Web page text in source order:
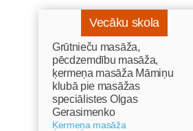
Vecāku skola
Grūtnieču masāža,
pēcdzemdību masāža,
ķermeņa masāža Māmiņu
klubā pie masāžas
speciālistes Olgas
Gerasimenko
Ķermeņa masāža